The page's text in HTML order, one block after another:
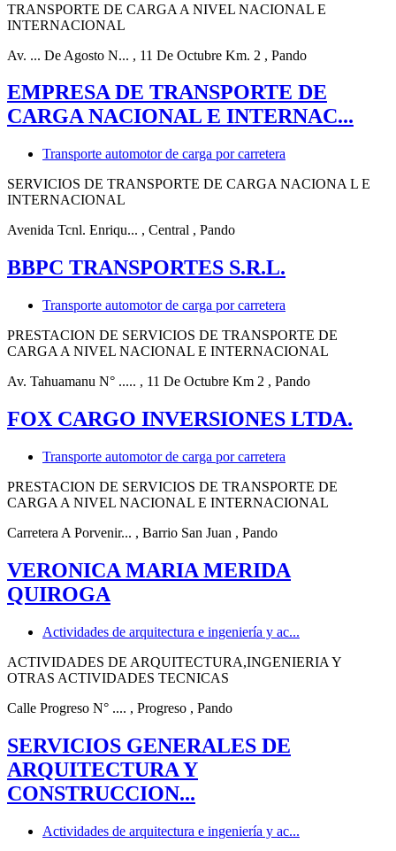
TRANSPORTE DE CARGA A NIVEL NACIONAL E
INTERNACIONAL
Av. ... De Agosto N... , 11 De Octubre Km. 2 , Pando
EMPRESA DE TRANSPORTE DE
CARGA NACIONAL E INTERNAC...
Transporte automotor de carga por carretera
SERVICIOS DE TRANSPORTE DE CARGA NACIONA L E
INTERNACIONAL
Avenida Tcnl. Enriqu... , Central , Pando
BBPC TRANSPORTES S.R.L.
Transporte automotor de carga por carretera
PRESTACION DE SERVICIOS DE TRANSPORTE DE
CARGA A NIVEL NACIONAL E INTERNACIONAL
Av. Tahuamanu N° ..... , 11 De Octubre Km 2 , Pando
FOX CARGO INVERSIONES LTDA.
Transporte automotor de carga por carretera
PRESTACION DE SERVICIOS DE TRANSPORTE DE
CARGA A NIVEL NACIONAL E INTERNACIONAL
Carretera A Porvenir... , Barrio San Juan , Pando
VERONICA MARIA MERIDA
QUIROGA
Actividades de arquitectura e ingeniería y ac...
ACTIVIDADES DE ARQUITECTURA,INGENIERIA Y
OTRAS ACTIVIDADES TECNICAS
Calle Progreso N° .... , Progreso , Pando
SERVICIOS GENERALES DE
ARQUITECTURA Y
CONSTRUCCION...
Actividades de arquitectura e ingeniería y ac...